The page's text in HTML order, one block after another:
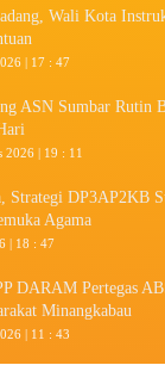
Wali Kota
| 17 : 47
ASN Sumbar Rutin
2026 | 19 : 11
Strategi DP3AP2KB
Agama
| 18 : 47
DARAM Pertegas
Minangkabau
| 11 : 43